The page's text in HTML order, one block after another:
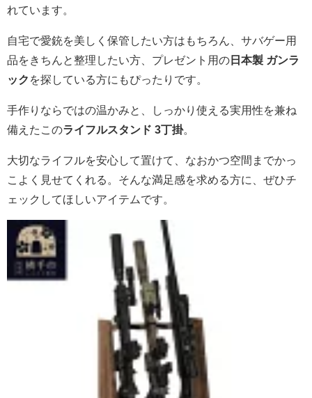
れています。
自宅で愛銃を美しく保管したい方はもちろん、サバゲー用
品をきちんと整理したい方、プレゼント用の 日本製 ガンラ
ック を探している方にもぴったりです。
手作りならではの温かみと、しっかり使える実用性を兼ね
備えたこのライフルスタンド 3丁掛。
大切なライフルを安心して置けて、なおかつ空間までかっ
こよく見せてくれる。そんな満足感を求める方に、ぜひチ
ェックしてほしいアイテムです。